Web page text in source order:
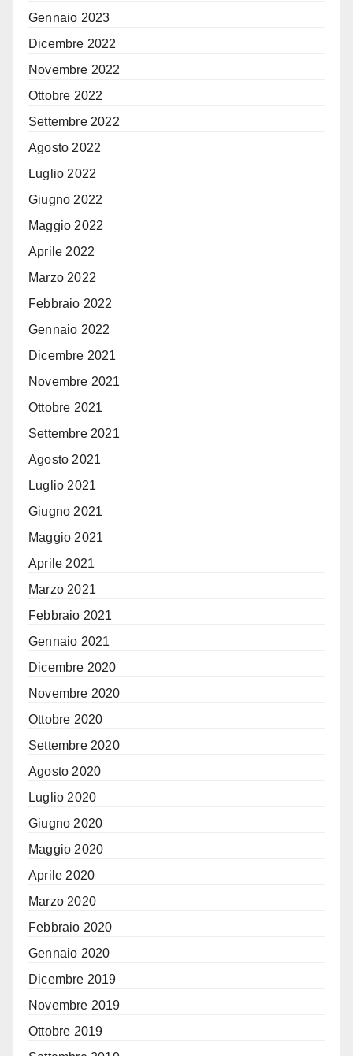
Gennaio 2023
Dicembre 2022
Novembre 2022
Ottobre 2022
Settembre 2022
Agosto 2022
Luglio 2022
Giugno 2022
Maggio 2022
Aprile 2022
Marzo 2022
Febbraio 2022
Gennaio 2022
Dicembre 2021
Novembre 2021
Ottobre 2021
Settembre 2021
Agosto 2021
Luglio 2021
Giugno 2021
Maggio 2021
Aprile 2021
Marzo 2021
Febbraio 2021
Gennaio 2021
Dicembre 2020
Novembre 2020
Ottobre 2020
Settembre 2020
Agosto 2020
Luglio 2020
Giugno 2020
Maggio 2020
Aprile 2020
Marzo 2020
Febbraio 2020
Gennaio 2020
Dicembre 2019
Novembre 2019
Ottobre 2019